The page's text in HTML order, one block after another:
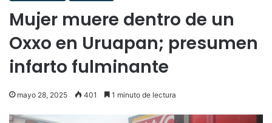
Mujer muere dentro de un
Oxxo en Uruapan; presumen
infarto fulminante
mayo 28, 2025 401 1 minuto de lectura